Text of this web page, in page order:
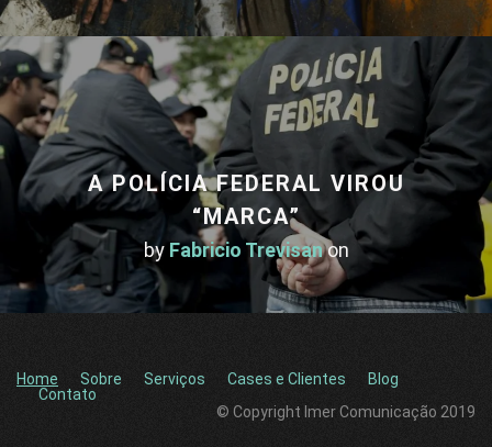
A POLÍCIA FEDERAL VIROU
“MARCA”
by Fabricio Trevisanon
Home Sobre Serviços Cases e Clientes
Blog
Contato
© Copyright Imer Comunicação 2019